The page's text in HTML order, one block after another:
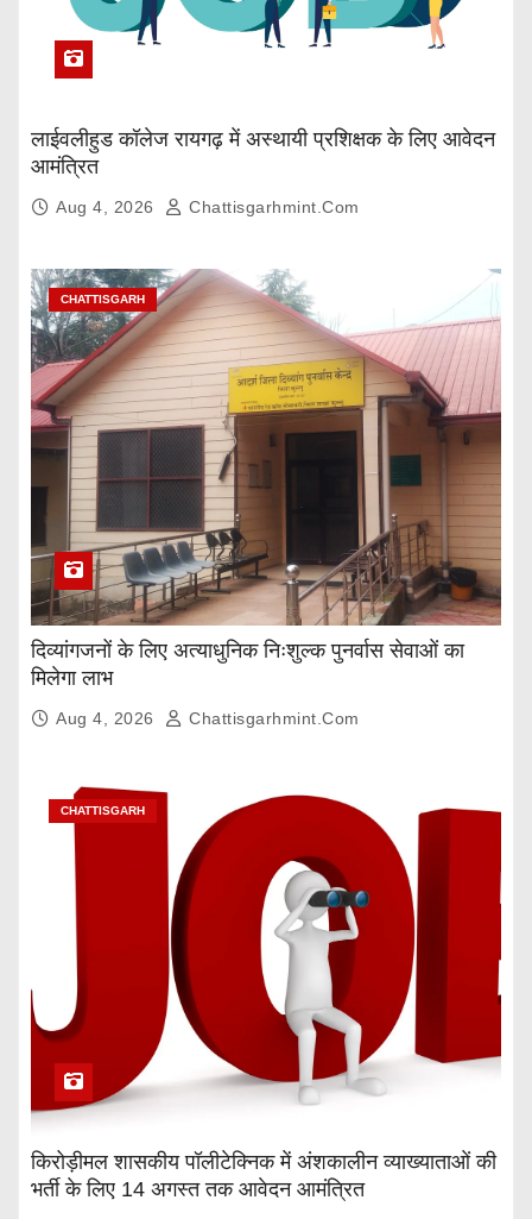
लाईवलीहुड कॉलेज रायगढ़ में अस्थायी प्रशिक्षक के लिए आवेदन
आमंत्रित
Aug 4, 2026 Chattisgarhmint.com
CHATTISGARH
दिव्यांगजनों के लिए अत्याधुनिक निःशुल्क पुनर्वास सेवाओं का
मिलेगा लाभ
Aug 4, 2026 Chattisgarhmint.com
CHATTISGARH
किरोड़ीमल शासकीय पॉलीटेक्निक में अंशकालीन व्याख्याताओं की
भर्ती के लिए 14 अगस्त तक आवेदन आमंत्रित